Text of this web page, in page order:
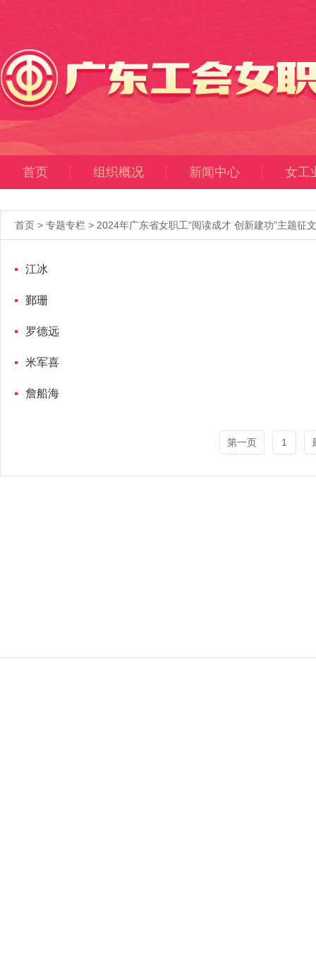
首页 组织概况 新闻中心 女工
首页 > 专题专栏 > 2024年广东省女职工“阅读成才 创新建功”主题征
江冰
鄞珊
罗德远
米军喜
詹船海
第一页 1